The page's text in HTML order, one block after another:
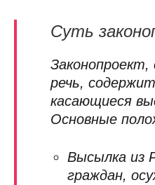
Суть
речь,
касающиеся
Основные
Высылка из
граждан,